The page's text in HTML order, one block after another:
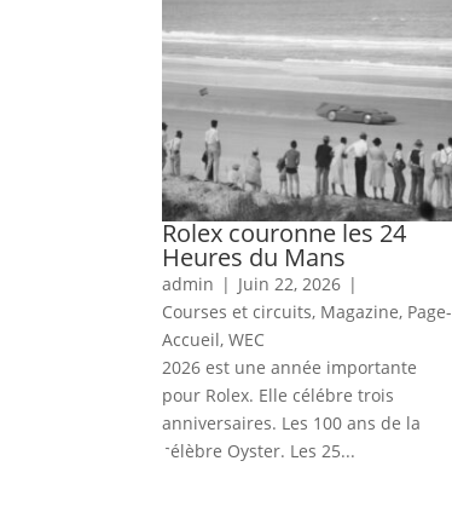
Rolex couronne les 24
Heures du Mans
admin | Juin 22, 2026 |
Courses et circuits, Magazine, Page-
Accueil,WEC
2026 est une année importante
pour Rolex. Elle célébre trois
anniversaires. Les 100 ans de la
célèbre Oyster. Les 25...